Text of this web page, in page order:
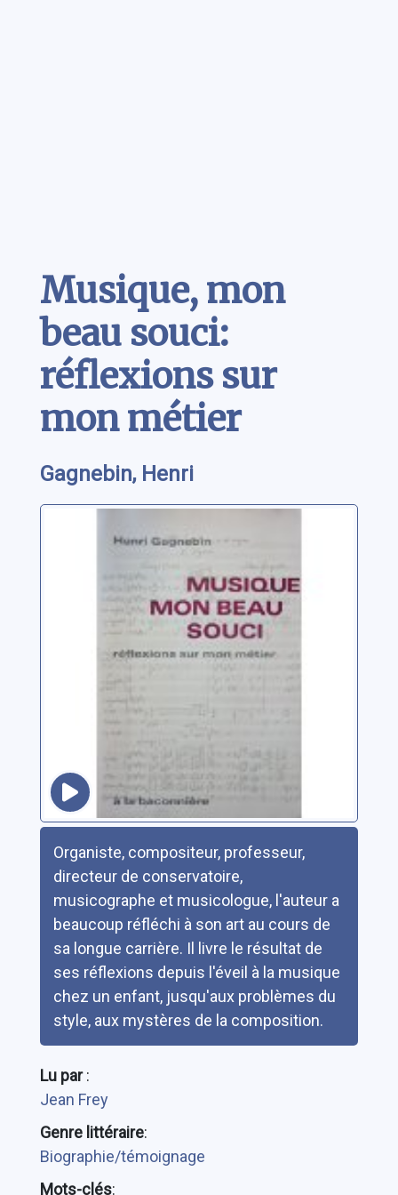
Musique, mon
beau souci:
réflexions sur
mon métier
Gagnebin, Henri
Organiste, compositeur, professeur,
directeur de conservatoire,
musicographe et musicologue, l'auteur a
beaucoup réfléchi à son art au cours de
sa longue carrière. Il livre le résultat de
ses réflexions depuis l'éveil à la musique
chez un enfant, jusqu'aux problèmes du
style, aux mystères de la composition.
Lu par:
Jean Frey
Genre littéraire:
Biographie/témoignage
Mots-clés: